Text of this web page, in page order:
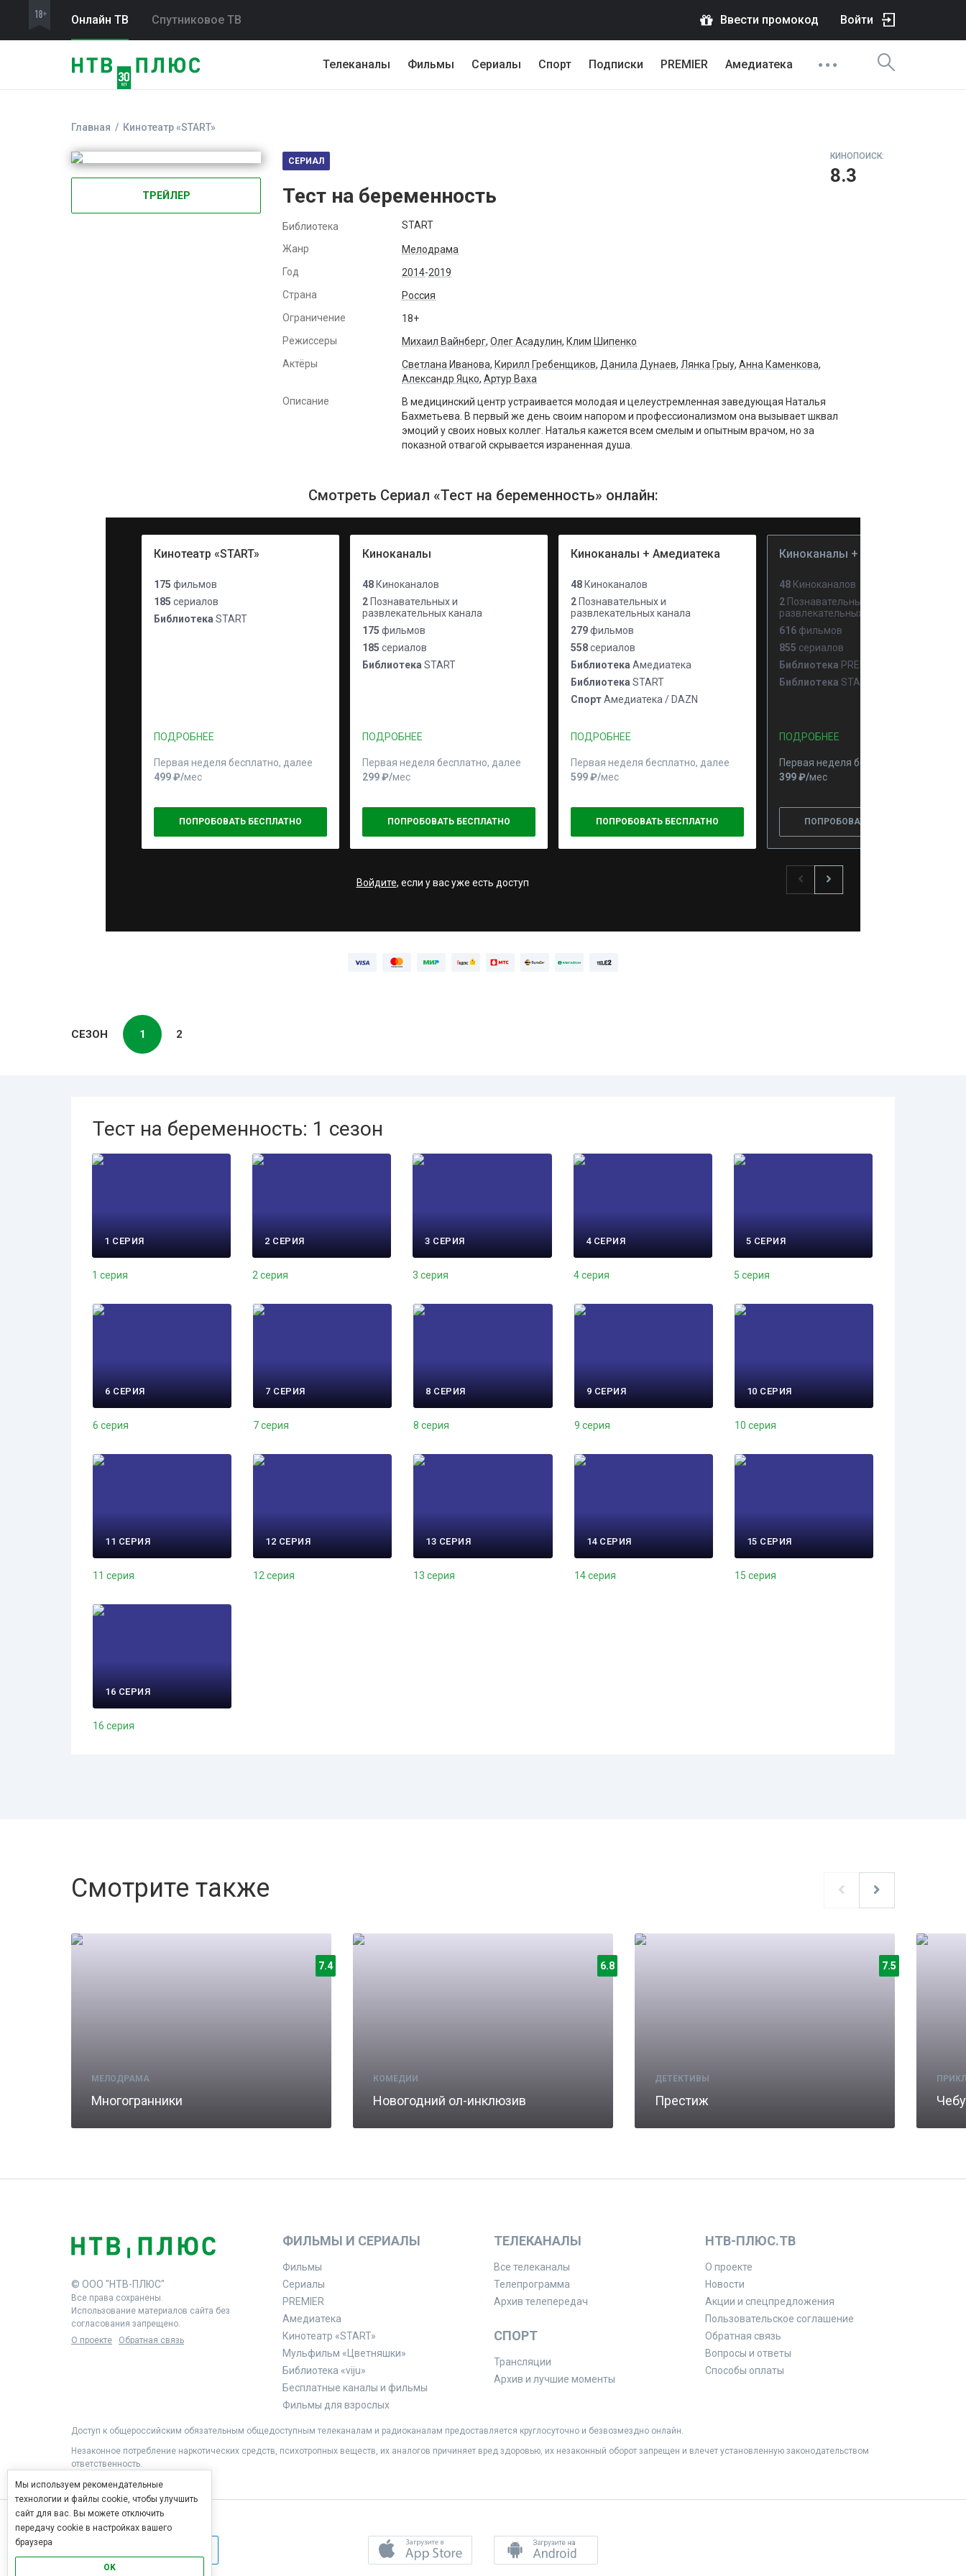
Онлайн ТВ Спутниковое ТВ Ввести промокод Войти
Телеканалы Фильмы Сериалы Спорт Подписки PREMIER Амедиатека
Главная Кинотеатр «START»
ТРЕЙЛЕР
СЕРИАЛ
Тест на беременность
Библиотека START
Жанр
Мелодрама
Год
2014-2019
Страна
Россия
Ограничение
18+
Режиссеры
Михаил Вайнберг, Олег Асадулин, Клим Шипенко
Актёры
Светлана Иванова, Кирилл Гребенщиков, Данила Дунаев, Лянка Грыу, Анна Каменкова,
Александр Яцко, Артур Ваха
Описание
В медицинский центр устраивается молодая и целеустремленная заведующая Наталья
Бахметьева. В первый же день своим напором и профессионализмом она вызывает шквал
эмоций у своих новых коллег. Наталья кажется всем смелым и опытным врачом, но за
показной отвагой скрывается израненная душа.
КИНОПОИСК:
8.3
Смотреть Сериал «Тест на беременность» онлайн:
Кинотеатр «START»
175 фильмов
185 сериалов
Библиотека START
ПОДРОБНЕЕ
Первая неделя бесплатно, далее
499 ₽⁠/⁠мес
ПОПРОБОВАТЬ БЕСПЛАТНО
Киноканалы
48 Киноканалов
2 Познавательных и
развлекательных канала
175 фильмов
185 сериалов
Библиотека START
ПОДРОБНЕЕ
Первая неделя бесплатно, далее
299 ₽⁠/⁠мес
ПОПРОБОВАТЬ БЕСПЛАТНО
Киноканалы + Амедиатека
48 Киноканалов
2 Познавательных и
развлекательных канала
279фильмов
558сериалов
Библиотека Амедиатека
Библиотека START
СпортАмедиатека / DAZN
ПОДРОБНЕЕ
Первая неделя бесплатно, далее
599 ₽⁠/⁠мес
ПОПРОБОВАТЬ БЕСПЛАТНО
Киноканалы + PREMIER
48 Киноканалов
2 Познавательных и
развлекательных канала
616 фильмов
855 сериалов
Библиотека PREMIER
Библиотека START
ПОДРОБНЕЕ
Первая неделя бесплатно, далее
399 ₽⁠/⁠мес
ПОПРОБОВАТЬ БЕСПЛАТНО
Войдите, если у вас уже есть доступ
СЕЗОН 1 2
Тест на беременность: 1 сезон
1 СЕРИЯ
1 серия
2 СЕРИЯ
2 серия
3 СЕРИЯ
3 серия
4 СЕРИЯ
4 серия
5 СЕРИЯ
5 серия
6 СЕРИЯ
6 серия
7 СЕРИЯ
7 серия
8 СЕРИЯ
8 серия
9 СЕРИЯ
9 серия
10 СЕРИЯ
10 серия
11 СЕРИЯ
11 серия
12 СЕРИЯ
12 серия
13 СЕРИЯ
13 серия
14 СЕРИЯ
14 серия
15 СЕРИЯ
15 серия
16 СЕРИЯ
16 серия
Смотрите также
7.4
МЕЛОДРАМА
Многогранники
6.8
КОМЕДИИ
Новогодний ол-инклюзив
7.5
ДЕТЕКТИВЫ
Престиж
© ООО "НТВ-ПЛЮС"
Все права сохранены.
Использование материалов сайта без
согласования запрещено.
О проекте
Обратная связь
ФИЛЬМЫ И СЕРИАЛЫ
Фильмы
Сериалы
PREMIER
Амедиатека
Кинотеатр «START»
Мульфильм «Цветняшки»
Библиотека «viju»
Бесплатные каналы и фильмы
Фильмы для взрослых
ТЕЛЕКАНАЛЫ
Все телеканалы
Телепрограмма
Архив телепередач
СПОРТ
Трансляции
Архив и лучшие моменты
НТВ-ПЛЮС.ТВ
О проекте
Новости
Акции и спецпредложения
Пользовательское соглашение
Обратная связь
Вопросы и ответы
Способы оплаты
Доступ к общероссийским обязательным общедоступным телеканалам и радиоканалам предоставляется круглосуточно и безвозмездно онлайн.
Незаконное потребление наркотических средств, психотропных веществ, их аналогов причиняет вред здоровью, их незаконный оборот запрещен и влечет установленную законодательством
ответственность.
Мы используем рекомендательные
технологии и файлы cookie, чтобы улучшить
сайт для вас. Вы можете отключить
передачу cookie в настройках вашего
браузера
OK